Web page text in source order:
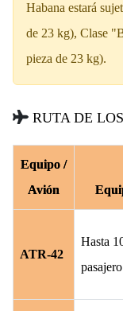
Habana estará
de 23 kg), Clase
pieza de 23 kg).
RUTA DE
Equipo /
Avión
ATR-42
Hasta